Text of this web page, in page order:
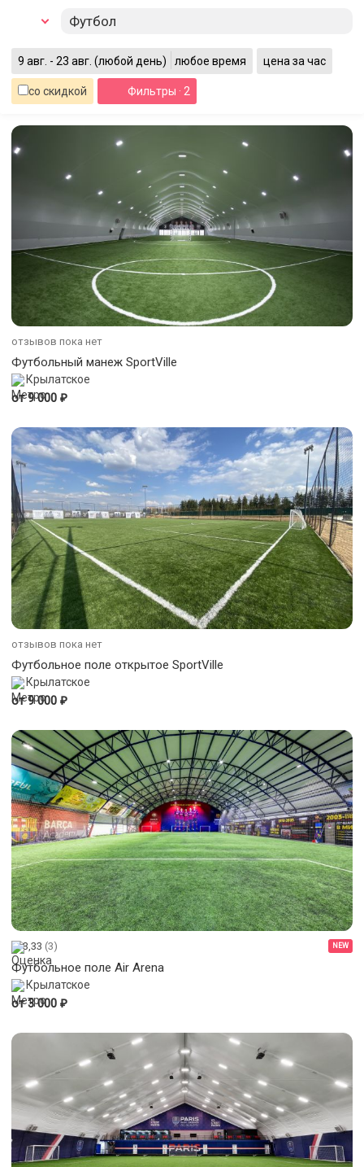
Футбол
9 авг. - 23 авг. (любой день) любое время цена за час
со скидкой Фильтры · 2
отзывов пока нет
Футбольный манеж SportVille
Крылатское
от 9 000 ₽
отзывов пока нет
Футбольное поле открытое SportVille
Крылатское
от 9 000 ₽
3,33 (3) NEW
Футбольное поле Air Arena
Крылатское
от 3 000 ₽